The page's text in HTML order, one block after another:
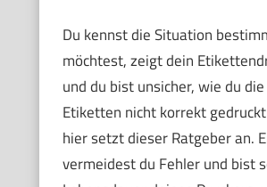
Du kennst die Situation
möchtest, zeigt dein
und du bist unsicher, wie du
Etiketten nicht korrekt
hier setzt dieser Ratgeber an.
vermeidest du Fehler und bist